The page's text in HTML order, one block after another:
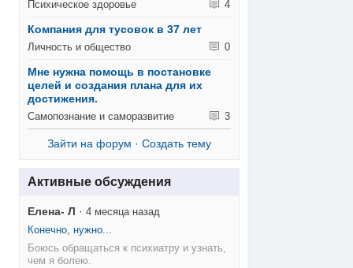
Психическое здоровье 4
Компания для тусовок в 37 лет
Личность и общество 0
Мне нужна помощь в постановке
целей и создания плана для их
достижения.
Самопознание и саморазвитие 3
Зайти на форум · Создать тему
Активные обсуждения
Елена- Л ·4 месяца назад
Конечно, нужно...
Боюсь обращаться к психиатру и узнать,
чем я болею.